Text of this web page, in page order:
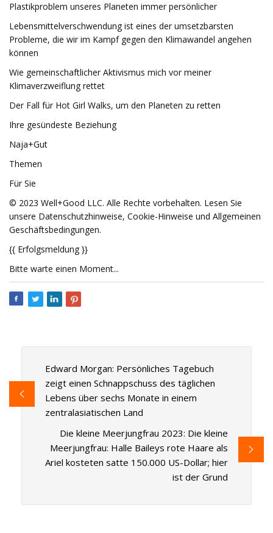
Plastikproblem unseres Planeten immer persönlicher
Lebensmittelverschwendung ist eines der umsetzbarsten
Probleme, die wir im Kampf gegen den Klimawandel angehen
können
Wie gemeinschaftlicher Aktivismus mich vor meiner
Klimaverzweiflung rettet
Der Fall für Hot Girl Walks, um den Planeten zu retten
Ihre gesündeste Beziehung
Naja+Gut
Themen
Für Sie
© 2023 Well+Good LLC. Alle Rechte vorbehalten. Lesen Sie
unsere Datenschutzhinweise, Cookie-Hinweise und Allgemeinen
Geschäftsbedingungen.
{{ Erfolgsmeldung }}
Bitte warte einen Moment...
Edward Morgan: Persönliches Tagebuch
zeigt einen Schnappschuss des täglichen
Lebens über sechs Monate in einem
zentralasiatischen Land
Die kleine Meerjungfrau 2023: Die kleine
Meerjungfrau: Halle Baileys rote Haare als
Ariel kosteten satte 150.000 US-Dollar; hier
ist der Grund